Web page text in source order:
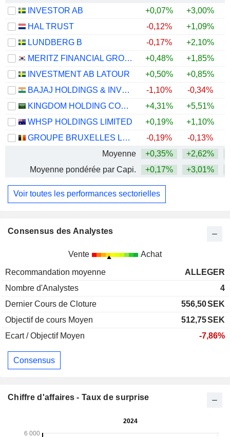
INVESTOR AB
+0,07% +3,00%
HAL TRUST
-0,12% +1,09%
LUNDBERG B
-0,17% +2,10%
MERITZ FINANCIAL GROUP INC.
+0,48% +1,85%
INVESTMENT AB LATOUR
+0,50% +0,85%
BAJAJ HOLDINGS & INVESTMENT LIMITED
-1,10% -0,34%
KINGDOM HOLDING COMPANY
+4,31% +5,51%
WHSP HOLDINGS LIMITED
+0,19% +1,10%
GROUPE BRUXELLES LAMBERT SA
-0,19% -0,13%
Moyenne
+0,35% +2,62%
Moyenne pondérée par Capi.
+0,17% +3,01%
Voir toutes les performances sectorielles
Consensus des Analystes
Vente Achat
Recommandation moyenne
ALLEGER
Nombre d'Analystes
4
Dernier Cours de Cloture
556,50SEK
Objectif de cours Moyen
512,75SEK
Ecart / Objectif Moyen
-7,86%
Consensus
Chiffre d'affaires - Taux de surprise